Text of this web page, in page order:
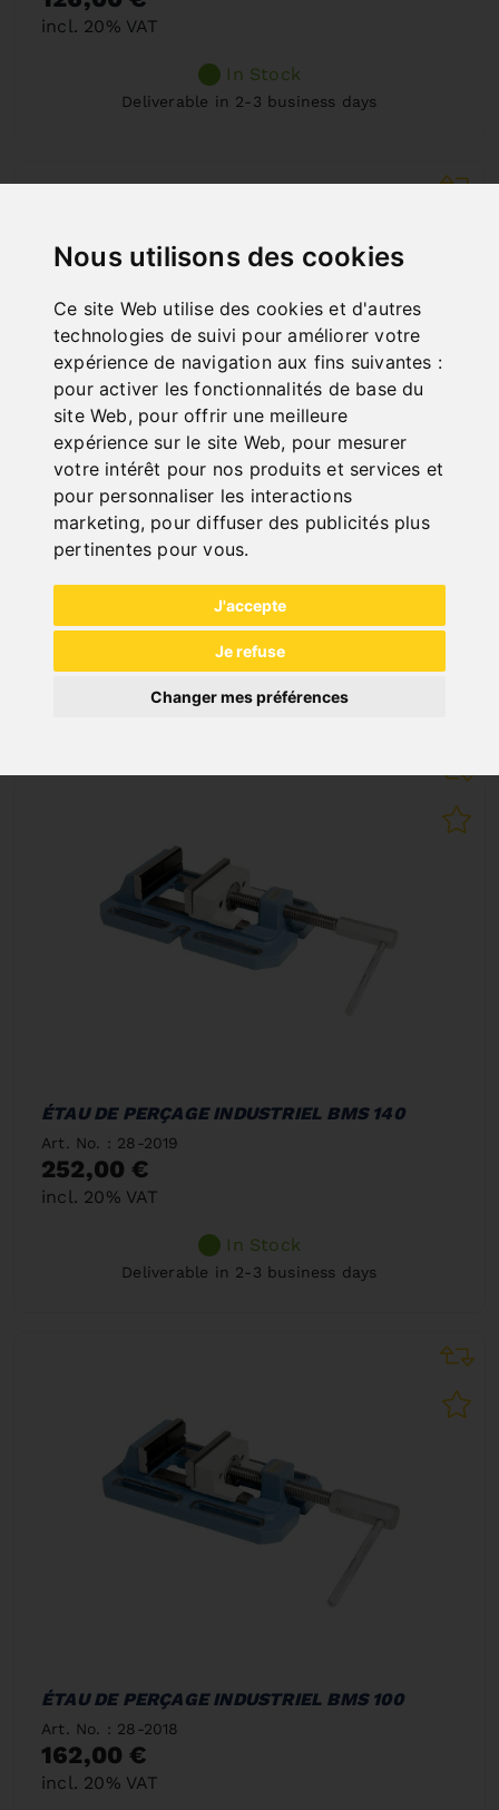
Nous utilisons des cookies
Ce site Web utilise des cookies et d'autres
technologies de suivi pour améliorer votre
expérience de navigation aux fins suivantes :
pour activer les fonctionnalités de base du
site Web, pour offrir une meilleure
expérience sur le site Web, pour mesurer
votre intérêt pour nos produits et services et
pour personnaliser les interactions
marketing, pour diffuser des publicités plus
pertinentes pour vous.
J'accepte
Je refuse
Changer mes préférences
incl. 20% VAT
In Stock
Deliverable in 2-3 business days
ÉTAU DE PERÇAGE INDUSTRIEL BMS 200
Art. No. : 28-2020
300,00 €
In Stock
Deliverable in 2-3 business days
ÉTAU DE PERÇAGE INDUSTRIEL BMS 140
Art. No. : 28-2019
252,00 €
incl. 20% VAT
In Stock
Deliverable in 2-3 business days
ÉTAU DE PERÇAGE INDUSTRIEL BMS 100
Art. No. : 28-2018
162,00 €
incl. 20% VAT